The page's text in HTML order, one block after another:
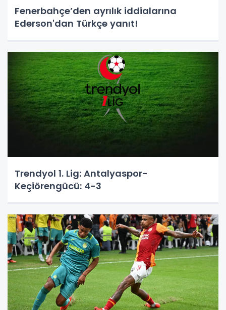
Fenerbahçe’den ayrılık iddialarına
Ederson'dan Türkçe yanıt!
Trendyol 1. Lig: Antalyaspor-
Keçiörengücü: 4-3